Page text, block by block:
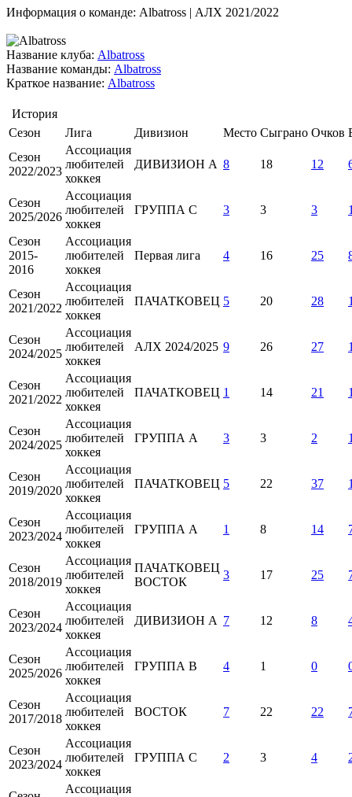
Информация о команде: Albatross | АЛХ 2021/2022
Название клуба: Albatross
Название команды: Albatross
Краткое название: Albatross
История
Сезон
Лига Дивизион Место Сыграно Очков
Сезон
2022/2023
Ассоциация
любителей
хоккея
ДИВИЗИОН А 8 18 12
Сезон
2025/2026
Ассоциация
любителей
хоккея
ГРУППА С 3 3 3
Сезон
2015-
2016
Ассоциация
любителей
хоккея
Первая лига 4 16 25
Сезон
2021/2022
Ассоциация
любителей
хоккея
ПАЧАТКОВЕЦ 5 20 28
Сезон
2024/2025
Ассоциация
любителей
хоккея
АЛХ 2024/2025 9 26 27
Сезон
2021/2022
Ассоциация
любителей
хоккея
ПАЧАТКОВЕЦ 1 14 21
Сезон
2024/2025
Ассоциация
любителей
хоккея
ГРУППА А 3 3 2
Сезон
2019/2020
Ассоциация
любителей
хоккея
ПАЧАТКОВЕЦ 5 22 37
Сезон
2023/2024
Ассоциация
любителей
хоккея
ГРУППА А 1 8 14
Сезон
2018/2019
Ассоциация
любителей
хоккея
ПАЧАТКОВЕЦ
ВОСТОК
3 17 25
Сезон
2023/2024
Ассоциация
любителей
хоккея
ДИВИЗИОН А 7 12 8
Сезон
2025/2026
Ассоциация
любителей
хоккея
ГРУППА B 4 1 0
Сезон
2017/2018
Ассоциация
любителей
хоккея
ВОСТОК 7 22 22
Сезон
2023/2024
Ассоциация
любителей
хоккея
ГРУППА С 2 3 4
Ассоциация